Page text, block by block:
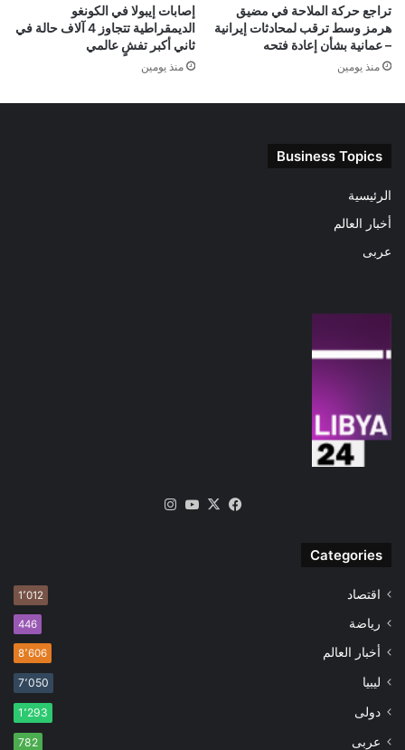
تراجع حركة الملاحة في مضيق
هرمز وسط ترقب لمحادثات إيرانية
– عمانية بشأن إعادة فتحه
منذ يومين
إصابات إيبولا في الكونغو
الديمقراطية تتجاوز 4 آلاف حالة في
ثاني أكبر تفشٍ عالمي
منذ يومين
Business Topics
الرئيسية
أخبار العالم
عربى
فيسبوك
‫X
‫YouTube
Categories
اقتصاد 1٬012
رياضة 446
أخبار العالم 8٬606
ليبيا 7٬050
دولى 1٬293
عربى 782